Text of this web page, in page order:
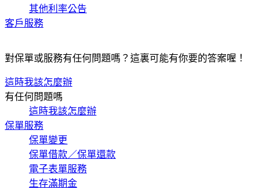
其他利率公告
客戶服務
對保單或服務有任何問題嗎？這裏可能有你要的答案喔！
這時我該怎麼辦
有任何問題嗎
這時我該怎麼辦
保單服務
保單變更
保單借款／保單還款
電子表單服務
生存滿期金